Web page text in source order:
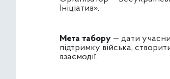
Ініціатив».
Мета табору — дати
підтримку війська,
взаємодії.